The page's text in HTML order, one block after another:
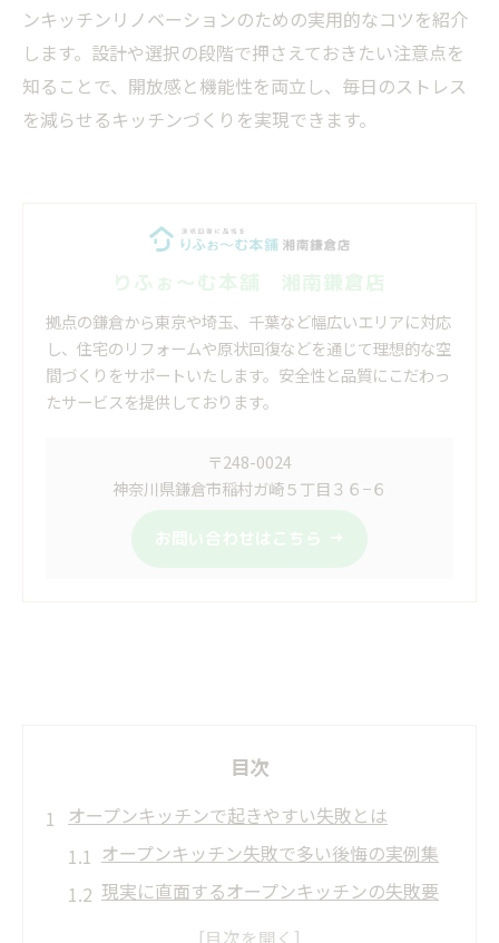
ンキッチンリノベーションのための実用的なコツを紹介
します。設計や選択の段階で押さえておきたい注意点を
知ることで、開放感と機能性を両立し、毎日のストレス
を減らせるキッチンづくりを実現できます。
りふぉ～む本舗 湘南鎌倉店
拠点の鎌倉から東京や埼玉、千葉など幅広いエリアに対応
し、住宅のリフォームや原状回復などを通じて理想的な空
間づくりをサポートいたします。安全性と品質にこだわっ
たサービスを提供しております。
〒248-0024
神奈川県鎌倉市稲村ガ崎５丁目３６−６
お問い合わせはこちら
目次
オープンキッチンで起きやすい失敗とは
オープンキッチン失敗で多い後悔の実例集
現実に直面するオープンキッチンの失敗要